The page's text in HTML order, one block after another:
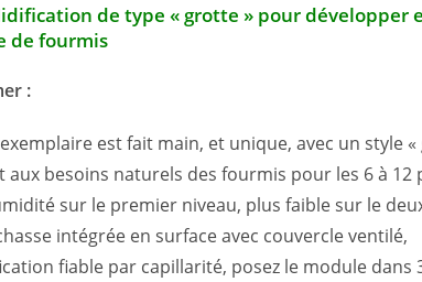
de type « grotte » pour développer
de fourmis
:
est fait main, et unique, avec un style
aux besoins naturels des fourmis pour les 6 à 12
sur le premier niveau, plus faible sur le
intégrée en surface avec couvercle ventilé,
fiable par capillarité, posez le module dans